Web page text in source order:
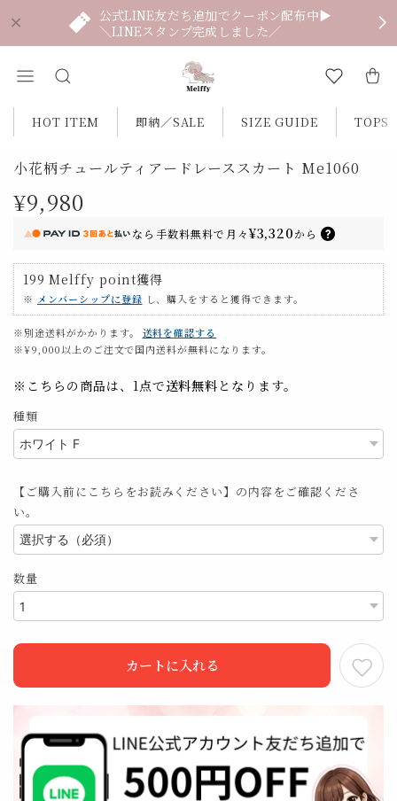
公式LINE友だち追加でクーポン配布中▶
＼LINEスタンプ完成しました／
HOT ITEM 即納／SALE SIZE GUIDE TOPS
小花柄チュールティアードレーススカート Me1060
¥9,980
なら 手数料無料で 月々¥3,320から
199 Melffy point獲得
※ メンバーシップに登録 し、購入をすると獲得できます。
※別途送料がかかります。
送料を確認する
※¥9,000以上のご注文で国内送料が無料になります。
※こちらの商品は、1点で送料無料 となります。
種類
【ご購入前にこちらをお読みください】の内容をご確認くださ
い。
数量
カートに入れる